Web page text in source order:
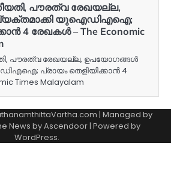
പൗരത്വ രേഖയല്ല,
യുഐഡിഎഐ;
4 രേഖകള്‍ – The Economic
പൗരത്വ രേഖയല്ല, ഉപയോഗങ്ങള്‍
പ്രായം തെളിയിക്കാന്‍ 4
Times Malayalam
| Managed by
News byAscendoor| Powered by
WordPress.